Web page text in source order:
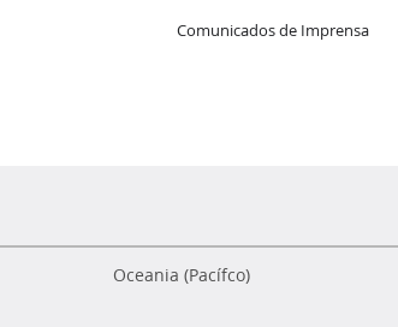
Comunicados de Imprensa
Oceania (Pacífco)